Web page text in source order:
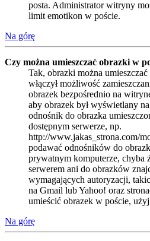
posta. Administrator witryny
limit emotikon w poście.
Na górę
Czy można umieszczać obrazki w
Tak, obrazki można
włączył możliwość
obrazek bezpośrednio na
aby obrazek był wyświetlany
odnośnik do obrazka
dostępnym serwerze, np.
http://www.jakas_strona.com/
podawać odnośników do
prywatnym komputerze, chyba
serwerem ani do obrazków
wymagających autoryzacji,
na Gmail lub Yahoo! oraz
umieścić obrazek w poście,
Na górę